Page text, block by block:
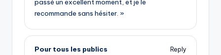
passé un excellent moment, et je le
recommande sans hésiter. »
Pour tous les publics
Reply